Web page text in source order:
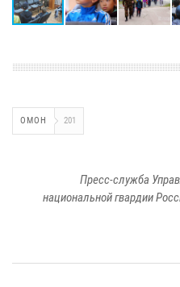
ОМОН 201
Пресс-служба
национальной гвардии